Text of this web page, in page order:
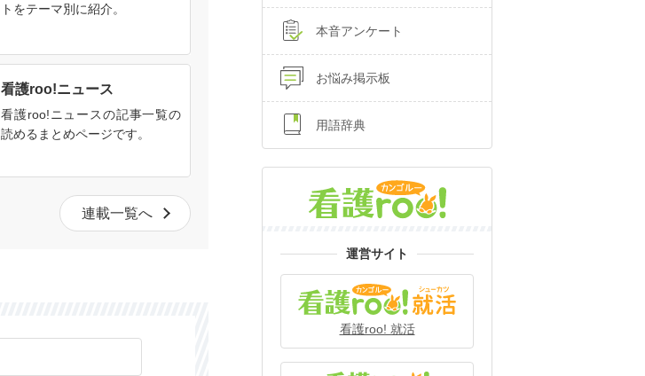
トをテーマ別に紹介。
看護roo!ニュース
看護roo!ニュースの記事一覧の
読めるまとめページです。
連載一覧へ
本音アンケート
お悩み掲示板
用語辞典
運営サイト
看護roo! 就活